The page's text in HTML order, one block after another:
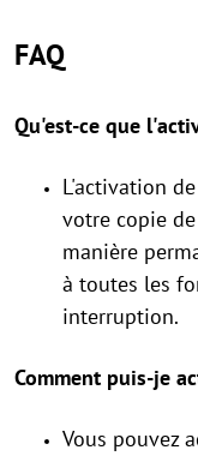
FAQ
Qu'est-ce que
L'activation
votre copie
manière
à toutes les
interruption.
Comment puis-je
Vous pouvez